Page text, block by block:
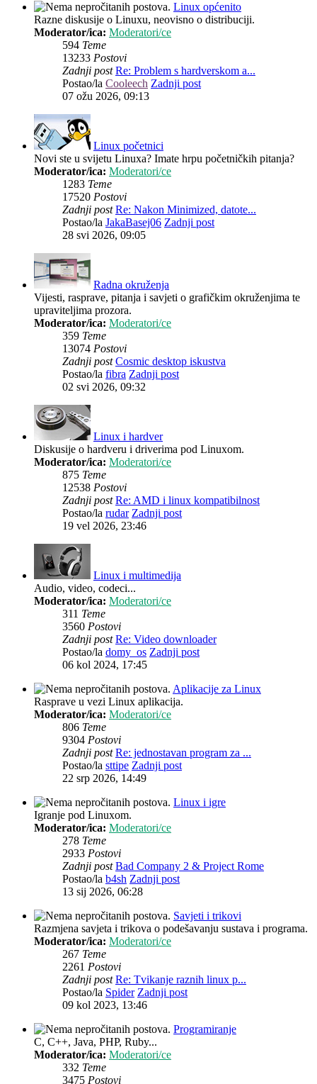
Linux općenito
Razne diskusije o Linuxu, neovisno o distribuciji.
Moderator/ica: Moderatori/ce
594 Teme
13233 Postovi
Zadnji post Re: Problem s hardverskom a...
Postao/la Cooleech Zadnji post
07 ožu 2026, 09:13
Linux početnici
Novi ste u svijetu Linuxa? Imate hrpu početničkih pitanja?
Moderator/ica: Moderatori/ce
1283 Teme
17520 Postovi
Zadnji post Re: Nakon Minimized, datote...
Postao/la JakaBasej06 Zadnji post
28 svi 2026, 09:05
Radna okruženja
Vijesti, rasprave, pitanja i savjeti o grafičkim okruženjima te
upraviteljima prozora.
Moderator/ica: Moderatori/ce
359 Teme
13074 Postovi
Zadnji post Cosmic desktop iskustva
Postao/la fibra Zadnji post
02 svi 2026, 09:32
Linux i hardver
Diskusije o hardveru i driverima pod Linuxom.
Moderator/ica: Moderatori/ce
875 Teme
12538 Postovi
Zadnji post Re: AMD i linux kompatibilnost
Postao/la rudar Zadnji post
19 vel 2026, 23:46
Linux i multimedija
Audio, video, codeci...
Moderator/ica: Moderatori/ce
311 Teme
3560 Postovi
Zadnji post Re: Video downloader
Postao/la domy_os Zadnji post
06 kol 2024, 17:45
Aplikacije za Linux
Rasprave u vezi Linux aplikacija.
Moderator/ica: Moderatori/ce
806 Teme
9304 Postovi
Zadnji post Re: jednostavan program za ...
Postao/la sttipe Zadnji post
22 srp 2026, 14:49
Linux i igre
Igranje pod Linuxom.
Moderator/ica: Moderatori/ce
278 Teme
2933 Postovi
Zadnji post Bad Company 2 & Project Rome
Postao/la b4sh Zadnji post
13 sij 2026, 06:28
Savjeti i trikovi
Razmjena savjeta i trikova o podešavanju sustava i programa.
Moderator/ica: Moderatori/ce
267 Teme
2261 Postovi
Zadnji post Re: Tvikanje raznih linux p...
Postao/la Spider Zadnji post
09 kol 2023, 13:46
Programiranje
C, C++, Java, PHP, Ruby...
Moderator/ica: Moderatori/ce
332 Teme
3475 Postovi